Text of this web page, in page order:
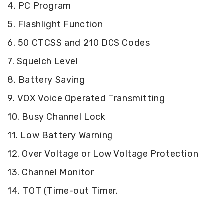
4. PC Program
5. Flashlight Function
6. 50 CTCSS and 210 DCS Codes
7. Squelch Level
8. Battery Saving
9. VOX Voice Operated Transmitting
10. Busy Channel Lock
11. Low Battery Warning
12. Over Voltage or Low Voltage Protection
13. Channel Monitor
14. TOT (Time-out Timer.